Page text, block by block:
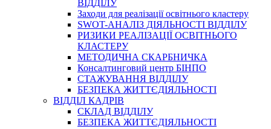
ВІДДІЛУ
Заходи для реалізації освітнього кластеру
SWOT-АНАЛІЗ ДІЯЛЬНОСТІ ВІДДІЛУ
РИЗИКИ РЕАЛІЗАЦІЇ ОСВІТНЬОГО
КЛАСТЕРУ
МЕТОДИЧНА СКАРБНИЧКА
Консалтинговий центр БІНПО
СТАЖУВАННЯ ВІДДІЛУ
БЕЗПЕКА ЖИТТЄДІЯЛЬНОСТІ
ВІДДІЛ КАДРІВ
СКЛАД ВІДДІЛУ
БЕЗПЕКА ЖИТТЄДІЯЛЬНОСТІ